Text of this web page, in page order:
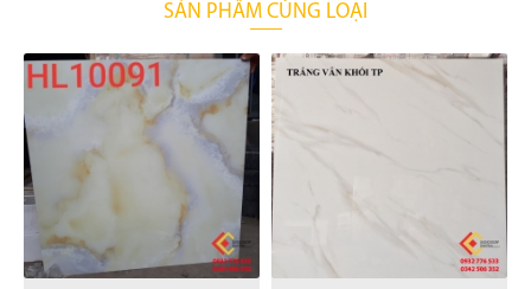
SẢN PHẨM CÙNG LOẠI